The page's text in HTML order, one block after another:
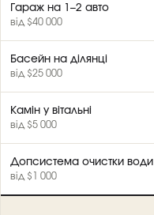
Гараж на 1–2 авто
від $40 000
Басейн на ділянці
від $25 000
Камін у вітальні
від $5 000
Допсистема очистки води
від $1 000